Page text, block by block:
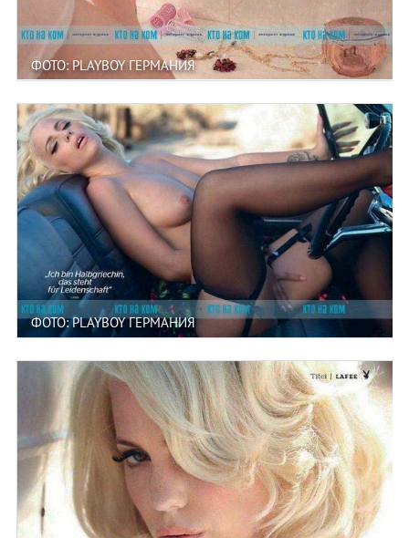
ФОТО: PLAYBOY ГЕРМАНИЯ
ФОТО: PLAYBOY ГЕРМАНИЯ